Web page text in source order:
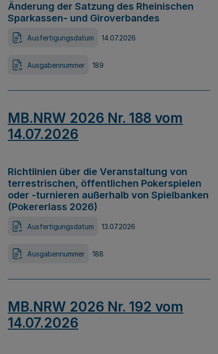
Änderung der Satzung des Rheinischen
Sparkassen- und Giroverbandes
Ausfertigungsdatum 14.07.2026
Ausgabennummer 189
MB.NRW 2026 Nr. 188 vom
14.07.2026
Richtlinien über die Veranstaltung von
terrestrischen, öffentlichen Pokerspielen
oder -turnieren außerhalb von Spielbanken
(Pokererlass 2026)
Ausfertigungsdatum 13.07.2026
Ausgabennummer 188
MB.NRW 2026 Nr. 192 vom
14.07.2026